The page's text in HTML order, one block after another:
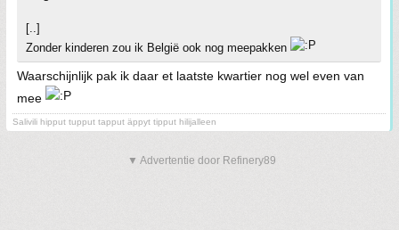
[..]
Zonder kinderen zou ik België ook nog meepakken
Waarschijnlijk pak ik daar et laatste kwartier nog wel even van
mee
Salivili hipput tupput tapput äppyt tipput hilijalleen
▼ Advertentie door Refinery89